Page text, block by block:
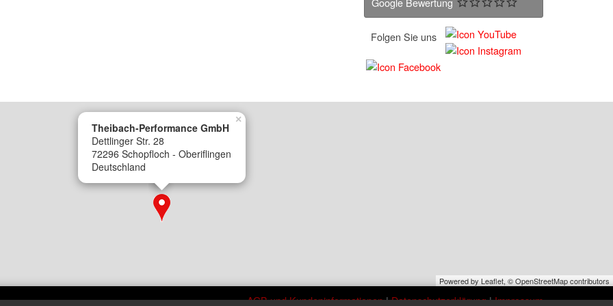
Folgen Sie uns
Theibach-Performance GmbH
Dettlinger Str. 28
72296 Schopfloch - Oberiflingen
Deutschland
×
Powered by Leaflet,© OpenStreetMap contributors
AGB und Kundeninformationen|Datenschutzerklärung|Impressum